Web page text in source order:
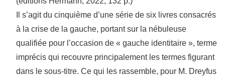
Il s’agit du cinquième d’une série de six livres consacrés
à la crise de la gauche, portant sur la nébuleuse
qualifiée pour l’occasion de « gauche identitaire », terme
imprécis qui recouvre principalement les termes figurant
dans le sous-titre. Ce qui les rassemble, pour M. Dreyfus